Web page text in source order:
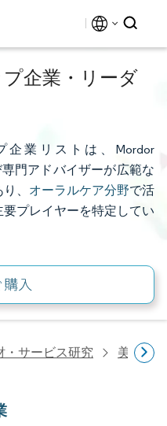
企業・リーダ
業リストは、Mordor
門アドバイザーが広範な
、 オーラルケア分野で活
プレイヤーを特定してい
・サービス研究 美容・